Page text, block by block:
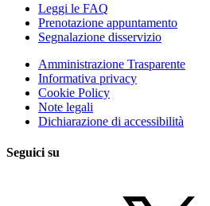
Leggi le FAQ
Prenotazione appuntamento
Segnalazione disservizio
Amministrazione Trasparente
Informativa privacy
Cookie Policy
Note legali
Dichiarazione di accessibilità
Seguici su